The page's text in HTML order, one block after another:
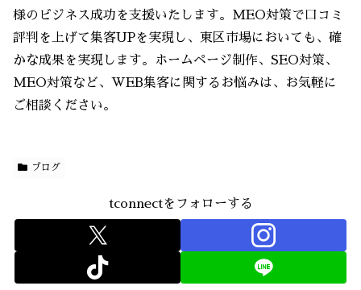
様のビジネス成功を支援いたします。MEO対策で口コミ
評判を上げて集客UPを実現し、東区市場においても、確
かな成果を実現します。ホームページ制作、SEO対策、
MEO対策など、WEB集客に関するお悩みは、お気軽に
ご相談ください。
ブログ
tconnectをフォローする